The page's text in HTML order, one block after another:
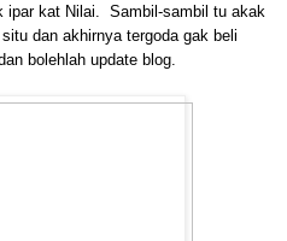
ipar kat Nilai. Sambil-sambil tu akak
dan akhirnya tergoda gak beli
bolehlah update blog.